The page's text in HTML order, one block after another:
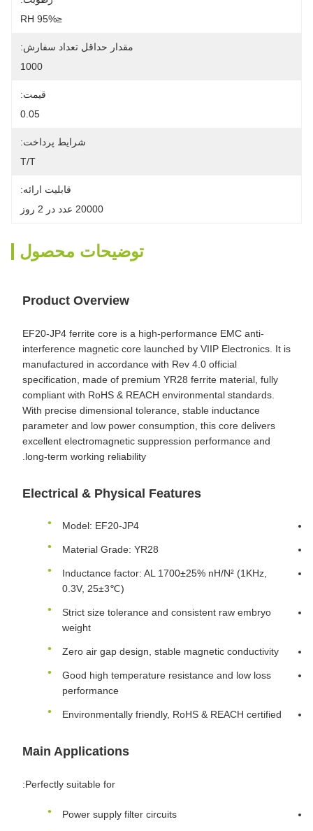
≤95% RH
مقدار حداقل تعداد سفارش:
1000
قیمت:
0.05
شرایط پرداخت:
T/T
قابلیت ارائه:
20000 عدد در 2 روز
توضیحات محصول
Product Overview
EF20-JP4 ferrite core is a high-performance EMC anti-
interference magnetic core launched by VIIP Electronics. It is
manufactured in accordance with Rev 4.0 official
specification, made of premium YR28 ferrite material, fully
compliant with RoHS & REACH environmental standards.
With precise dimensional tolerance, stable inductance
parameter and low power consumption, this core delivers
excellent electromagnetic suppression performance and
long-term working reliability.
Electrical & Physical Features
Model: EF20-JP4
Material Grade: YR28
Inductance factor: AL 1700±25% nH/N² (1KHz,
0.3V, 25±3℃)
Strict size tolerance and consistent raw embryo
weight
Zero air gap design, stable magnetic conductivity
Good high temperature resistance and low loss
performance
Environmentally friendly, RoHS & REACH certified
Main Applications
Perfectly suitable for:
Power supply filter circuits